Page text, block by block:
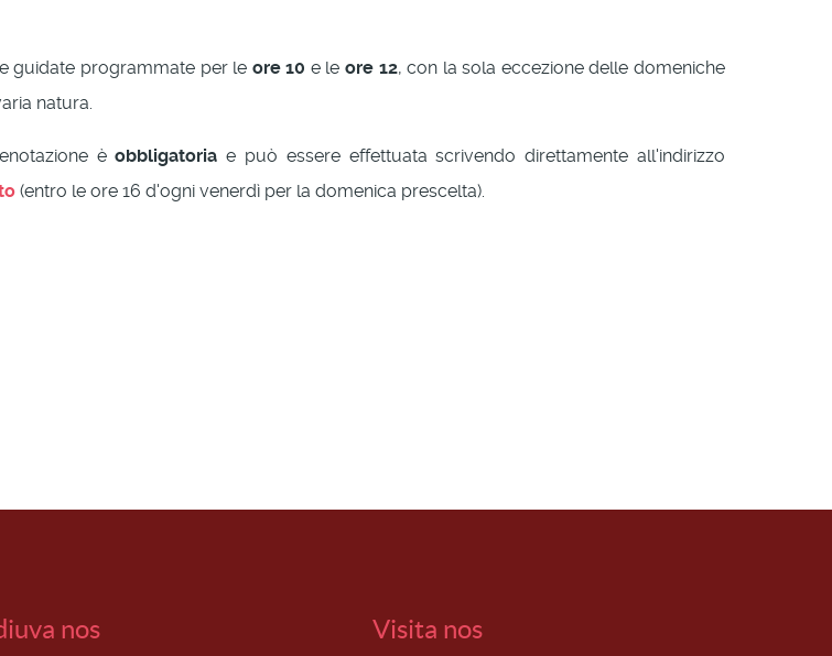
guidate programmate per le ore 10 e le ore 12, con la sola eccezione delle domeniche
natura.
èobbligatoria e può essere effettuata scrivendo direttamente all'indirizzo
(entro le ore 16 d'ogni venerdì per la domenica prescelta).
nos Visita nos